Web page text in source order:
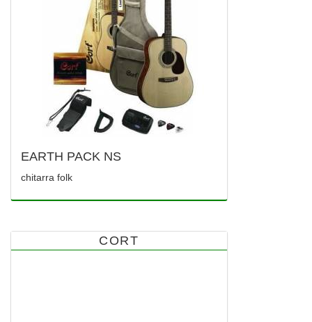
EARTH PACK NS
chitarra folk
CORT